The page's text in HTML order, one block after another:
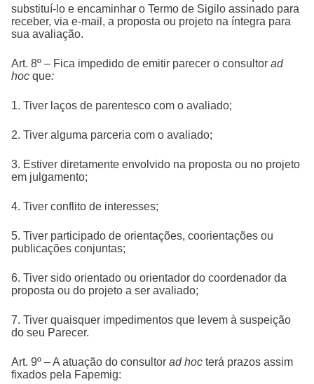
substituí-lo e encaminhar o Termo de Sigilo assinado para
receber, via e-mail, a proposta ou projeto na íntegra para
sua avaliação.
Art. 8º – Fica impedido de emitir parecer o consultor ad
hoc que:
1. Tiver laços de parentesco com o avaliado;
2. Tiver alguma parceria com o avaliado;
3. Estiver diretamente envolvido na proposta ou no projeto
em julgamento;
4. Tiver conflito de interesses;
5. Tiver participado de orientações, coorientações ou
publicações conjuntas;
6. Tiver sido orientado ou orientador do coordenador da
proposta ou do projeto a ser avaliado;
7. Tiver quaisquer impedimentos que levem à suspeição
do seu Parecer.
Art. 9º – A atuação do consultor ad hoc terá prazos assim
fixados pela Fapemig: